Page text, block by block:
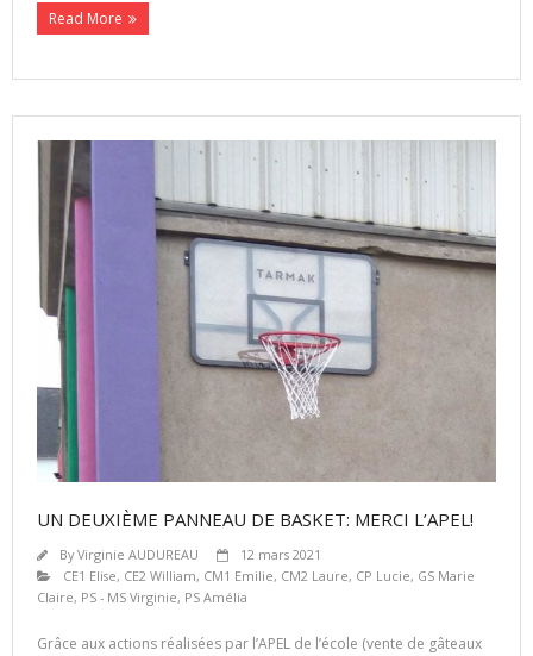
Read More
UN DEUXIÈME PANNEAU DE BASKET: MERCI L’APEL!
ByVirginie AUDUREAU
12 mars 2021
CE1 Elise, CE2 William, CM1 Emilie, CM2 Laure, CP Lucie, GS Marie
Claire, PS - MS Virginie, PS Amélia
Grâce aux actions réalisées par l’APEL de l’école (vente de gâteaux